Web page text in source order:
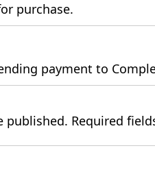
purchase.
payment to
published. Required